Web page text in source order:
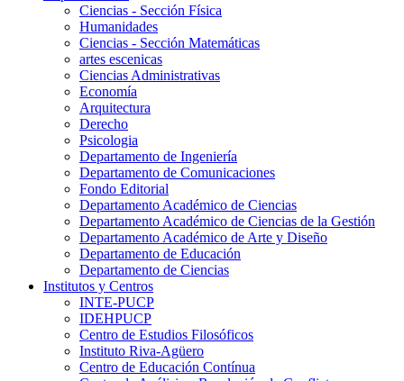
Ciencias - Sección Física
Humanidades
Ciencias - Sección Matemáticas
artes escenicas
Ciencias Administrativas
Economía
Arquitectura
Derecho
Psicologia
Departamento de Ingeniería
Departamento de Comunicaciones
Fondo Editorial
Departamento Académico de Ciencias
Departamento Académico de Ciencias de la Gestión
Departamento Académico de Arte y Diseño
Departamento de Educación
Departamento de Ciencias
Institutos y Centros
INTE-PUCP
IDEHPUCP
Centro de Estudios Filosóficos
Instituto Riva-Agüero
Centro de Educación Contínua